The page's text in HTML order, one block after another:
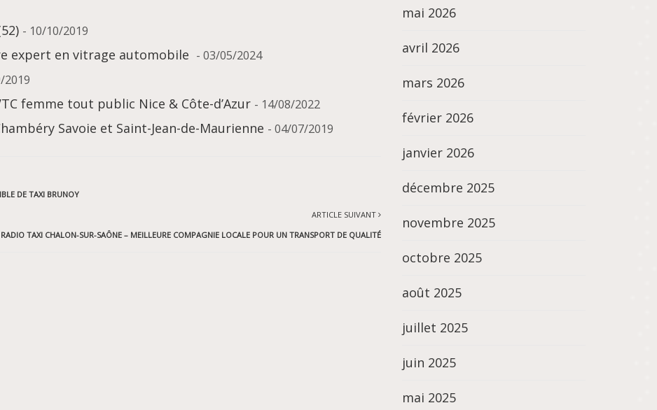
- 10/10/2019
expert en vitrage automobile - 03/05/2024
2019
femme tout public Nice & Côte-d’Azur - 14/08/2022
Savoie et Saint-Jean-de-Maurienne - 04/07/2019
DE TAXI BRUNOY
ARTICLE SUIVANT
RADIO TAXI CHALON-SUR-SAÔNE – MEILLEURE COMPAGNIE LOCALE POUR UN TRANSPORT DE QUALITÉ
mai 2026
avril 2026
mars 2026
février 2026
janvier 2026
décembre 2025
novembre 2025
octobre 2025
août 2025
juillet 2025
juin 2025
mai 2025